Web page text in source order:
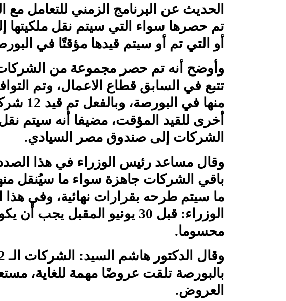
الحديث عن البرنامج الزمني للتعامل مع
تم حصرها سواء التي سيتم نقل
أو التي تم أو سيتم قيدها مؤقتًا في
وأوضح أنه تم حصر مجموعة من الشركات
أخرى للقيد المؤقت، مضيفا أنه سيتم
الشركات إلى صندوق مصر السيادي.
وقال مساعد رئيس الوزراء في هذا
باقي الشركات جاهزة سواء ما سيُنقل
ما سيتم طرحه بقرارات نهائية، وفي هذا
الوزراء: قبل 30 يونيو
محسوما.
بالبورصة تلقت عروضًا مهمة للغاية،
العروض.